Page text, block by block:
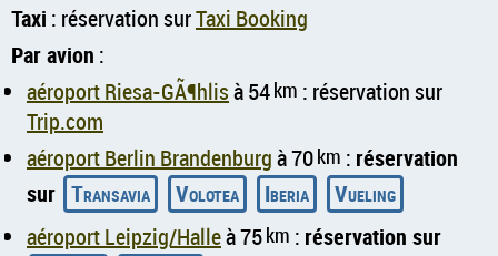
Taxi : réservation surTaxi Booking
Par avion :
aéroport Riesa-GÃ¶hlisà 54km : réservation sur
Trip.com
aéroport Berlin Brandenburgà 70km : réservation
sur Transavia Volotea Iberia
Vueling
aéroport Leipzig/Halleà 75km : réservation sur